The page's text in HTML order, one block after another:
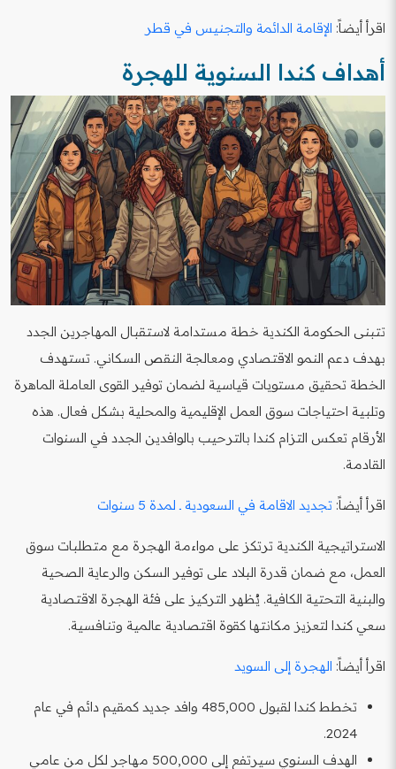
اقرأ أيضاً: الإقامة الدائمة والتجنيس في قطر
أهداف كندا السنوية للهجرة
تتبنى الحكومة الكندية خطة مستدامة لاستقبال المهاجرين الجدد
بهدف دعم النمو الاقتصادي ومعالجة النقص السكاني. تستهدف
الخطة تحقيق مستويات قياسية لضمان توفير القوى العاملة الماهرة
وتلبية احتياجات سوق العمل الإقليمية والمحلية بشكل فعال. هذه
الأرقام تعكس التزام كندا بالترحيب بالوافدين الجدد في السنوات
القادمة.
اقرأ أيضاً: تجديد الاقامة في السعودية ـ لمدة 5 سنوات
الاستراتيجية الكندية ترتكز على مواءمة الهجرة مع متطلبات سوق
العمل، مع ضمان قدرة البلاد على توفير السكن والرعاية الصحية
والبنية التحتية الكافية. يُظهر التركيز على فئة الهجرة الاقتصادية
سعي كندا لتعزيز مكانتها كقوة اقتصادية عالمية وتنافسية.
اقرأ أيضاً: الهجرة إلى السويد
تخطط كندا لقبول 485,000 وافد جديد كمقيم دائم في عام
2024.
الهدف السنوي سيرتفع إلى 500,000 مهاجر لكل من عامي